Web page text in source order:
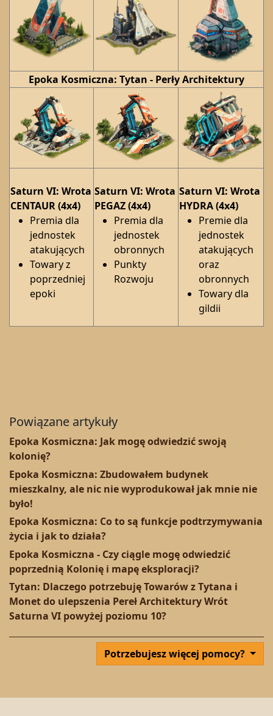
Epoka Kosmiczna: Tytan - Perły Architektury
Saturn VI: Wrota
CENTAUR (4x4)
Premia dla
jednostek
atakujących
Towary z
poprzedniej
epoki
Saturn VI: Wrota
PEGAZ (4x4)
Premia dla
jednostek
obronnych
Punkty
Rozwoju
Saturn VI: Wrota
HYDRA (4x4)
Premie dla
jednostek
atakujących
oraz
obronnych
Towary dla
gildii
Powiązane artykuły
Epoka Kosmiczna: Jak mogę odwiedzić swoją
kolonię?
Epoka Kosmiczna: Zbudowałem budynek
mieszkalny, ale nic nie wyprodukował jak mnie nie
było!
Epoka Kosmiczna: Co to są funkcje podtrzymywania
życia i jak to działa?
Epoka Kosmiczna - Czy ciągle mogę odwiedzić
poprzednią Kolonię i mapę eksploracji?
Tytan: Dlaczego potrzebuję Towarów z Tytana i
Monet do ulepszenia Pereł Architektury Wrót
Saturna VI powyżej poziomu 10?
Potrzebujesz więcej pomocy?